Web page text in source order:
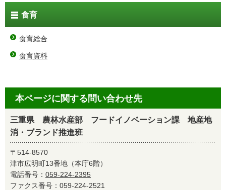
食育
食育総合
食育資料
本ページに関する問い合わせ先
三重県 農林水産部 フードイノベーション課 地産地
消・ブランド推進班
〒514-8570
津市広明町13番地（本庁6階）
電話番号： 059-224-2395
ファクス番号：059-224-2521